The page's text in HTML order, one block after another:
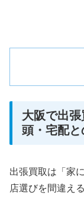
大阪で出
頭・宅配
出張買取は「家
店選びを間違え